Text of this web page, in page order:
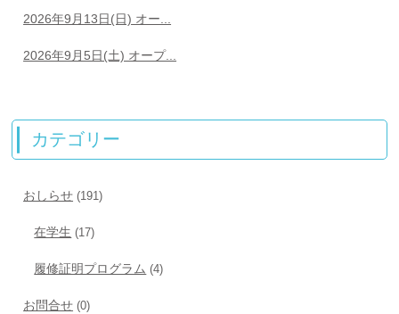
2026年9月13日(日) オー...
2026年9月5日(土) オープ...
カテゴリー
おしらせ (191)
在学生 (17)
履修証明プログラム (4)
お問合せ (0)